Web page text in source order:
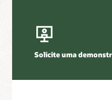
Solicite uma